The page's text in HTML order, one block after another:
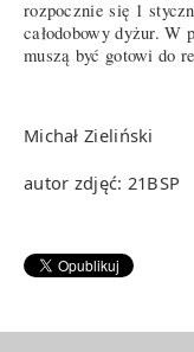
rozpocznie się 1
całodobowy dyżur. W
muszą być gotowi do
Michał Zieliński
autor zdjęć: 21BSP